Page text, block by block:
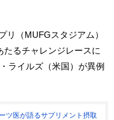
（MUFGスタジアム）
たるチャレンジレースに
ライルズ（米国）が異例
ツ医が語るサプリメント摂取